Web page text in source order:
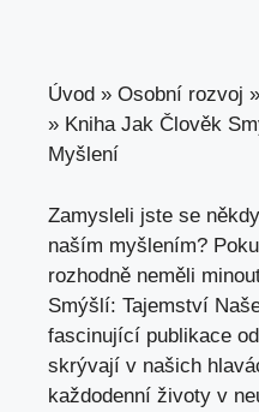
Úvod » Osobní rozvoj »
» Kniha Jak Člověk
Myšlení
Zamysleli jste se
naším myšlením?
rozhodně neměli
Smýšlí: Tajemství
fascinující publikace
skrývají v našich
každodenní životy v